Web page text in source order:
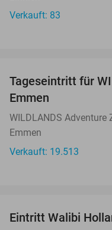
Verkauft: 83
Tageseintritt für
Emmen
WILDLANDS Adventure
Emmen
Verkauft: 19.513
Eintritt Walibi